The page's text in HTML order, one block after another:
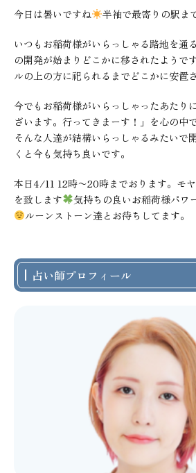
今日は暑いですね 半袖で最寄りの駅ま
いつもお稲荷様がいらっしゃる路地を通
の開発が始まりどこかに移されたようで
ルの上の方に祀られるまでどこかに安置
今でもお稲荷様がいらっしゃったあたり
ざいます。行ってきまーす！」を心の中
そんな人達が結構いらっしゃるみたいで
くと今も気持ち良いです。
本日4/11 12時〜20時までおります。モ
を致します
気持ちの良いお稲荷様パワ
ルーンストーン達とお待ちしてます。
占い師プロフィール